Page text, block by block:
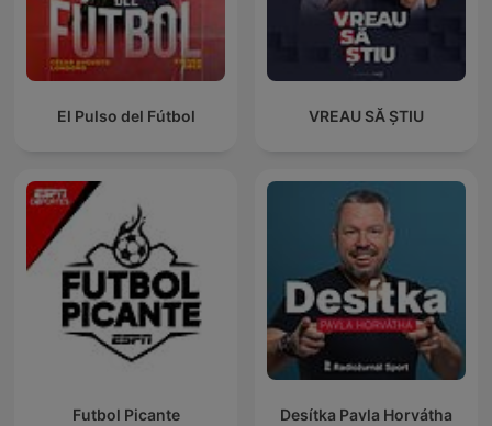
El Pulso del Fútbol VREAU SĂ ȘTIU
Futbol Picante Desítka Pavla Horvátha